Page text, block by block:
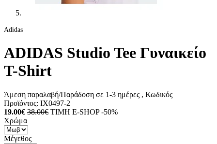
Adidas
ADIDAS Studio Tee Γυναικείο
T-Shirt
Άμεση παραλαβή/Παράδοση σε 1-3 ημέρες , Κωδικός
Προϊόντος: IX0497-2
19.00€ 38.00€ ΤΙΜΗ E-SHOP -50%
Χρώμα
Μέγεθος